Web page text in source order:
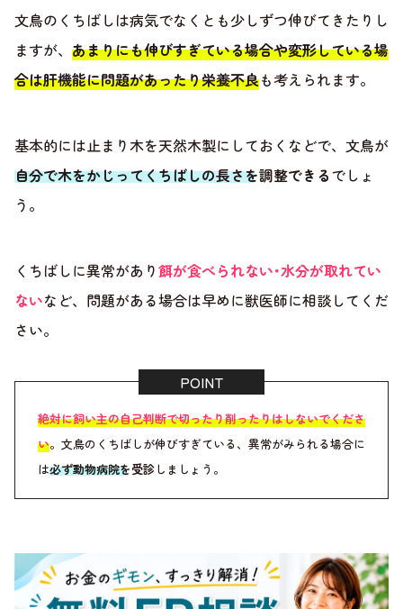
文鳥のくちばしは病気でなくとも少しずつ伸びてきたりし
ますが、 あまりにも伸びすぎている場合や変形している場
合は肝機能に問題があったり栄養不良も考えられます。
基本的には止まり木を天然木製にしておくなどで、文鳥が
自分で木をかじってくちばしの長さを調整できるでしょ
う。
くちばしに異常があり餌が食べられない･水分が取れてい
ないなど、問題がある場合は早めに獣医師に相談してくだ
さい。
絶対に飼い主の自己判断で切ったり削ったりはしないでくださ
い。文鳥のくちばしが伸びすぎている、異常がみられる場合に
は必ず動物病院を受診しましょう。